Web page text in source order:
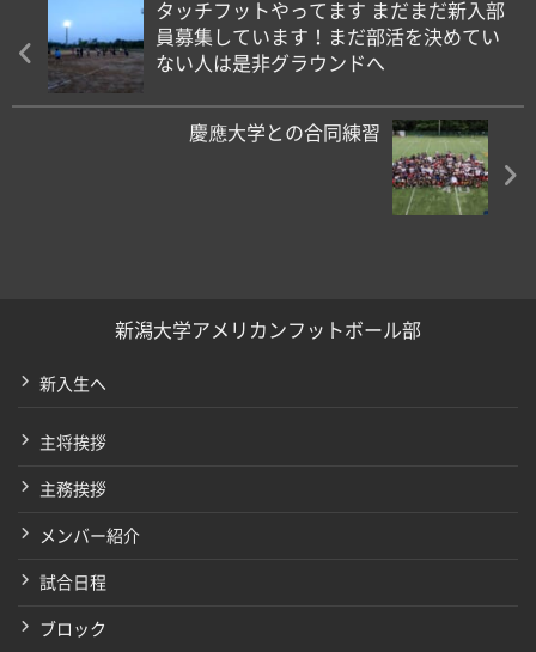
タッチフットやってます まだまだ新入部
員募集しています！まだ部活を決めてい
ない人は是非グラウンドへ
慶應大学との合同練習
新潟大学アメリカンフットボール部
新入生へ
主将挨拶
主務挨拶
メンバー紹介
試合日程
ブロック